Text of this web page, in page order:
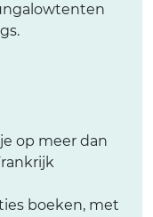
op meer dan
boeken, met